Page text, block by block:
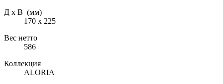
Д х В (мм)
170 х 225
Вес нетто
586
Коллекция
ALORIA